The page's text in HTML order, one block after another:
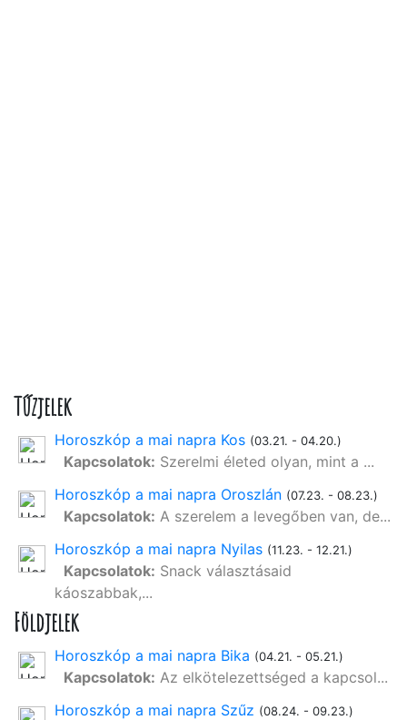
Tűzjelek
Horoszkóp a mai napra Kos (03.21. - 04.20.)
Kapcsolatok: Szerelmi életed olyan, mint a ...
Horoszkóp a mai napra Oroszlán (07.23. - 08.23.)
Kapcsolatok: A szerelem a levegőben van, de...
Horoszkóp a mai napra Nyilas (11.23. - 12.21.)
Kapcsolatok: Snack választásaid
káoszabbak,...
Földjelek
Horoszkóp a mai napra Bika (04.21. - 05.21.)
Kapcsolatok: Az elkötelezettséged a kapcsol...
Horoszkóp a mai napra Szűz (08.24. - 09.23.)